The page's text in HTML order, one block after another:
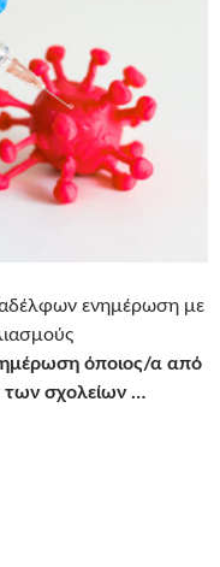
ενημέρωση με
όποιος/α από
των σχολείων …